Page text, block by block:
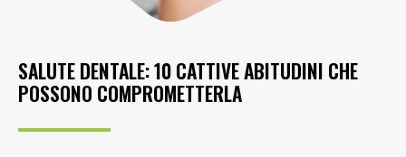
SALUTE DENTALE: 10 CATTIVE ABITUDINI CHE
POSSONO COMPROMETTERLA